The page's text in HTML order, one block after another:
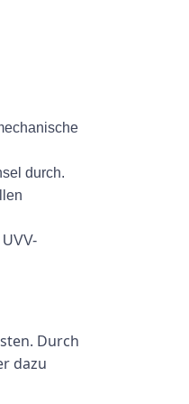
durch.
Durch
dazu